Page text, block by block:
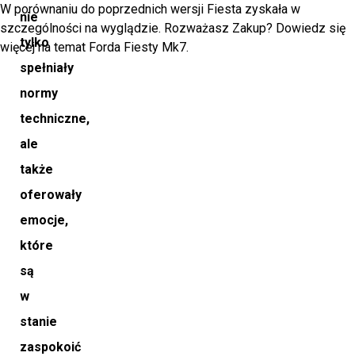
nie
tylko
spełniały
normy
techniczne,
ale
także
oferowały
emocje,
które
są
w
stanie
zaspokoić
W porównaniu do poprzednich wersji Fiesta zyskała w
szczególności na wyglądzie. Rozważasz Zakup? Dowiedz się
więcej na temat Forda Fiesty Mk7.